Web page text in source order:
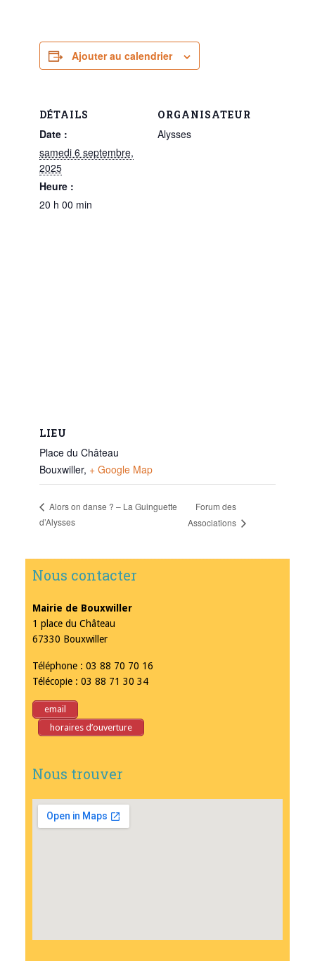
Ajouter au calendrier
DÉTAILS
Date :
samedi 6 septembre,
2025
Heure :
20 h 00 min
ORGANISATEUR
Alysses
LIEU
Place du Château
Bouxwiller, + Google Map
Alors on danse ? – La Guinguette
d’Alysses
Forum des
Associations
Nous contacter
Mairie de Bouxwiller
1 place du Château
67330 Bouxwiller
Téléphone : 03 88 70 70 16
Télécopie : 03 88 71 30 34
email
horaires d’ouverture
Nous trouver